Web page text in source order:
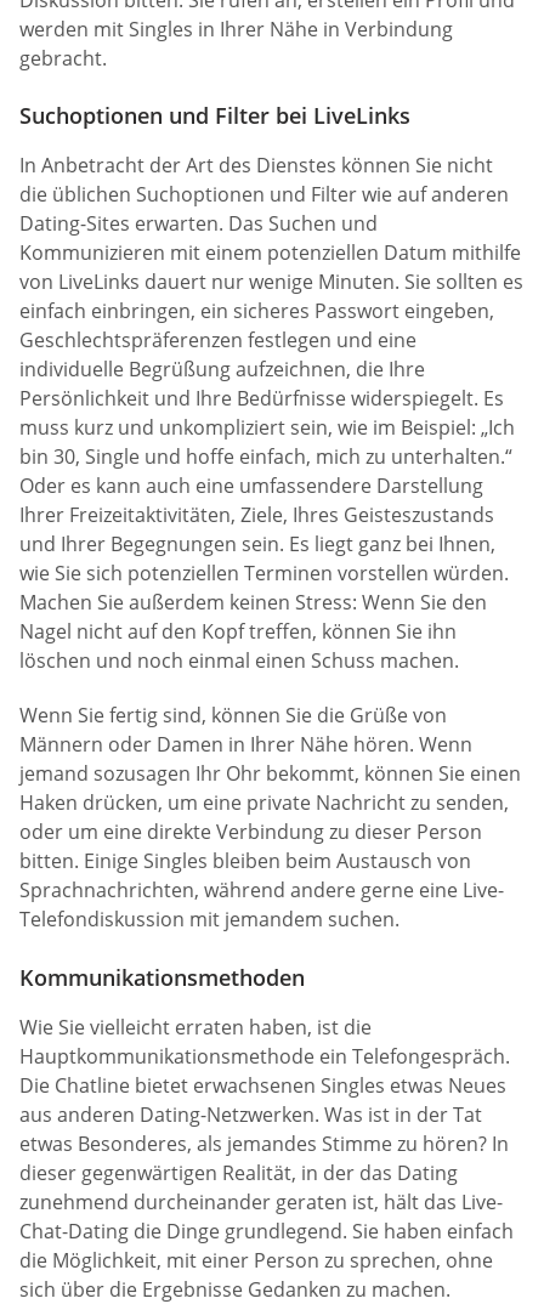
werden mit Singles in Ihrer Nähe in Verbindung
gebracht.
Suchoptionen und Filter bei LiveLinks
In Anbetracht der Art des Dienstes können Sie nicht
die üblichen Suchoptionen und Filter wie auf anderen
Dating-Sites erwarten. Das Suchen und
Kommunizieren mit einem potenziellen Datum mithilfe
von LiveLinks dauert nur wenige Minuten. Sie sollten es
einfach einbringen, ein sicheres Passwort eingeben,
Geschlechtspräferenzen festlegen und eine
individuelle Begrüßung aufzeichnen, die Ihre
Persönlichkeit und Ihre Bedürfnisse widerspiegelt. Es
muss kurz und unkompliziert sein, wie im Beispiel: „Ich
bin 30, Single und hoffe einfach, mich zu unterhalten.“
Oder es kann auch eine umfassendere Darstellung
Ihrer Freizeitaktivitäten, Ziele, Ihres Geisteszustands
und Ihrer Begegnungen sein. Es liegt ganz bei Ihnen,
wie Sie sich potenziellen Terminen vorstellen würden.
Machen Sie außerdem keinen Stress: Wenn Sie den
Nagel nicht auf den Kopf treffen, können Sie ihn
löschen und noch einmal einen Schuss machen.
Wenn Sie fertig sind, können Sie die Grüße von
Männern oder Damen in Ihrer Nähe hören. Wenn
jemand sozusagen Ihr Ohr bekommt, können Sie einen
Haken drücken, um eine private Nachricht zu senden,
oder um eine direkte Verbindung zu dieser Person
bitten. Einige Singles bleiben beim Austausch von
Sprachnachrichten, während andere gerne eine Live-
Telefondiskussion mit jemandem suchen.
Kommunikationsmethoden
Wie Sie vielleicht erraten haben, ist die
Hauptkommunikationsmethode ein Telefongespräch.
Die Chatline bietet erwachsenen Singles etwas Neues
aus anderen Dating-Netzwerken. Was ist in der Tat
etwas Besonderes, als jemandes Stimme zu hören? In
dieser gegenwärtigen Realität, in der das Dating
zunehmend durcheinander geraten ist, hält das Live-
Chat-Dating die Dinge grundlegend. Sie haben einfach
die Möglichkeit, mit einer Person zu sprechen, ohne
sich über die Ergebnisse Gedanken zu machen.